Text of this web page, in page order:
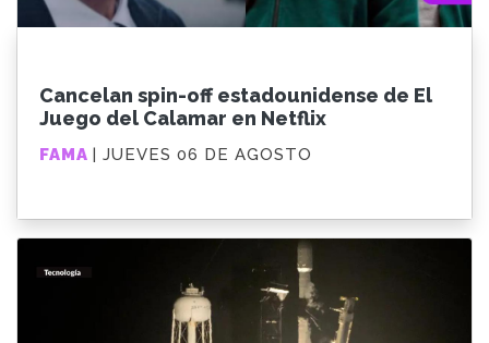
Cancelan spin-off estadounidense de El
Juego del Calamar en Netflix
FAMA | JUEVES 06 DE AGOSTO